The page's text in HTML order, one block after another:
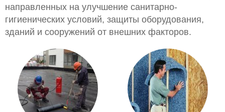
направленных на улучшение санитарно-
гигиенических условий, защиты оборудования,
зданий и сооружений от внешних факторов.